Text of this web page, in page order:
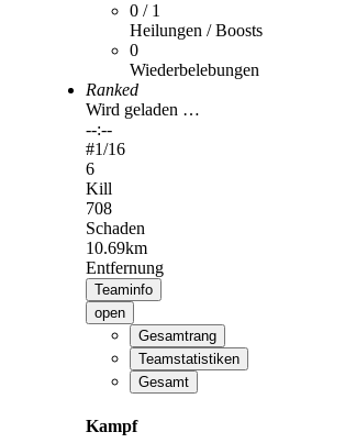
0 / 1
Heilungen / Boosts
0
Wiederbelebungen
Ranked
Wird geladen …
--:--
#1/16
6
Kill
708
Schaden
10.69km
Entfernung
Teaminfo
open
Gesamtrang
Teamstatistiken
Gesamt
Kampf